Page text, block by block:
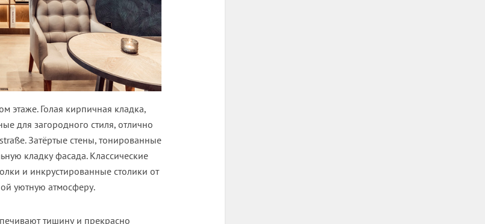
этаже. Голая кирпичная кладка,
для загородного стиля, отлично
Затëртые стены, тонированные
кладку фасада. Классические
и инкрустированные столики от
уютную атмосферу.
тишину и прекрасно